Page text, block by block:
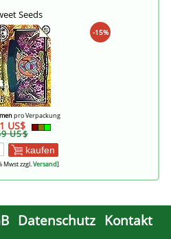
Seeds
-15%
pro Verpackung
US$
US$
kaufen
Mwst zzgl.Versand]
Datenschutz Kontakt